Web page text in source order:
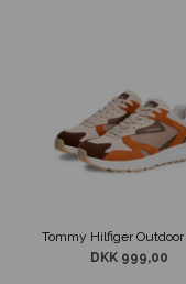
DKK 999,00